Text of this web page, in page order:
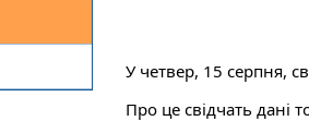
У четвер, 15 серпня,
Про це свідчать дані